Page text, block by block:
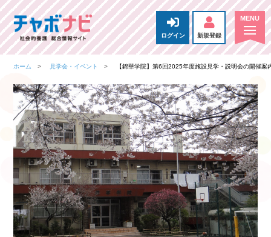
ログイン 新規登録
ホーム 見学会・イベント 【錦華学院】第6回2025年度施設見学・説明会の開催案